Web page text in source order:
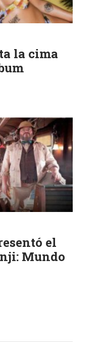
la cima
el
Mundo